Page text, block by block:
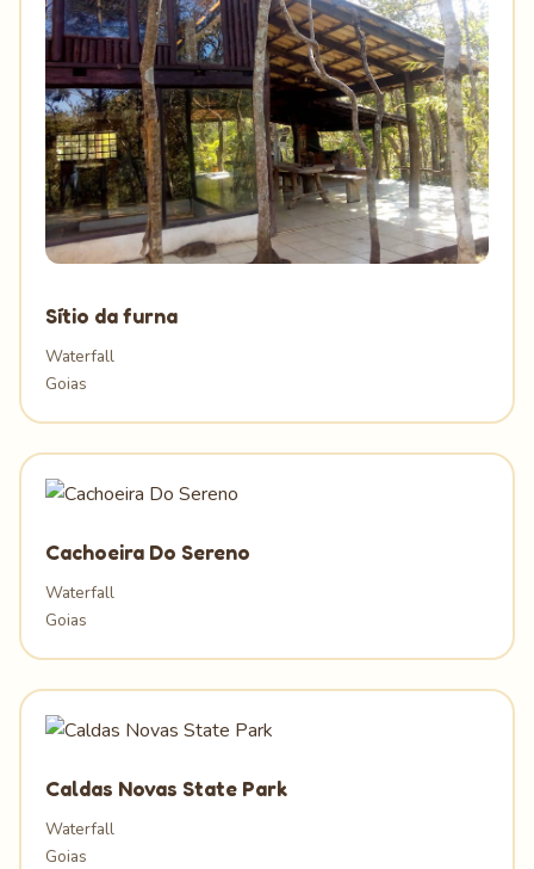
Sítio da furna
Waterfall
Goias
Cachoeira Do Sereno
Waterfall
Goias
Caldas Novas State Park
Waterfall
Goias